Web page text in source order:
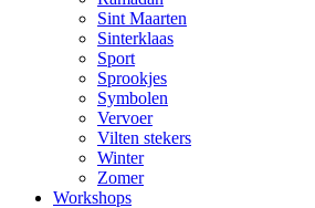
Sint Maarten
Sinterklaas
Sport
Sprookjes
Symbolen
Vervoer
Vilten stekers
Winter
Zomer
Workshops